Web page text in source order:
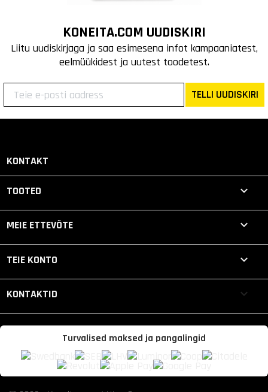
KONEITA.COM UUDISKIRI
Liitu uudiskirjaga ja saa esimesena infot kampaaniatest,
eelmüükidest ja uutest toodetest.
TELLI UUDISKIRI
KONTAKT
TOOTED 
MEIE ETTEVÕTE 
TEIE KONTO 
KONTAKTID keyboard_arrow_down
Turvalised maksed ja pangalingid